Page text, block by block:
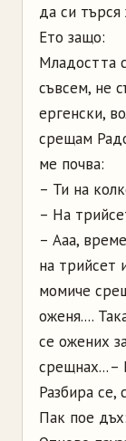
да си търся
Ето защо:
Младостта
съвсем, не
ергенски,
срещам
ме почва:
– Ти на
– На
– Ааа,
на трийсет
момиче
оженя....
се ожених
срещнах... –
Разбира се,
Пак пое